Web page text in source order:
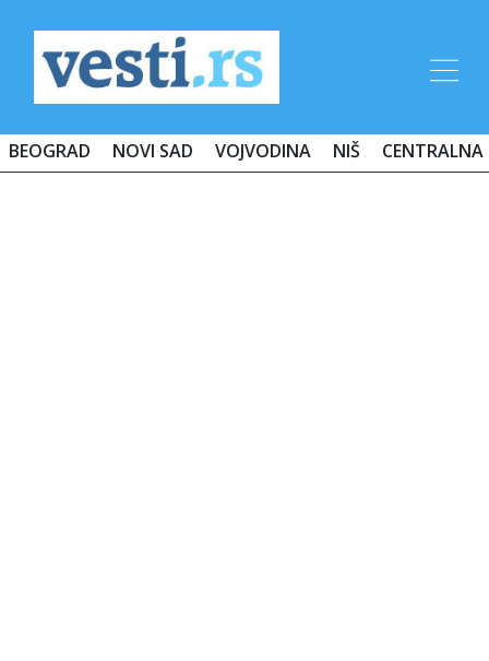
BEOGRAD NOVI SAD VOJVODINA NIŠ CENTRALNA